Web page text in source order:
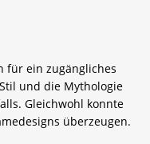
für ein zugängliches
und die Mythologie
Gleichwohl konnte
überzeugen.